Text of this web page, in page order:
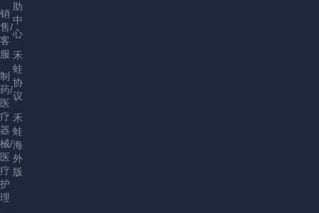
销
售/
客
服
制
药/
医
疗
器
械/
医
疗
护
理
助
中
心
禾
蛙
协
议
禾
蛙
海
外
版